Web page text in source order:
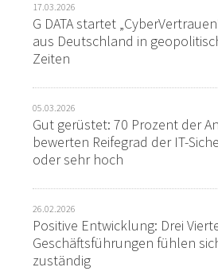
17.03.2026
G DATA startet
aus Deutschland in
Zeiten
05.03.2026
Gut gerüstet: 70 Prozent der
bewerten Reifegrad der IT-
oder sehr hoch
26.02.2026
Positive Entwicklung: Drei
Geschäftsführungen fühlen
zuständig